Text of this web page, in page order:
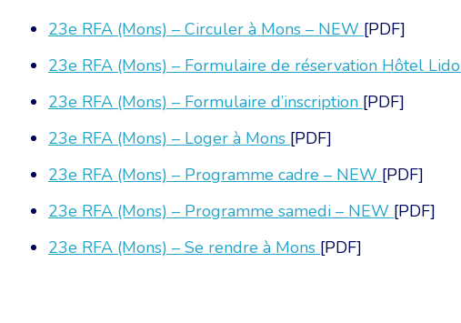
23e RFA (Mons) – Circuler à Mons – NEW [PDF]
23e RFA (Mons) – Formulaire de réservation Hôtel Lido
23e RFA (Mons) – Formulaire d’inscription [PDF]
23e RFA (Mons) – Loger à Mons [PDF]
23e RFA (Mons) – Programme cadre – NEW [PDF]
23e RFA (Mons) – Programme samedi – NEW [PDF]
23e RFA (Mons) – Se rendre à Mons [PDF]